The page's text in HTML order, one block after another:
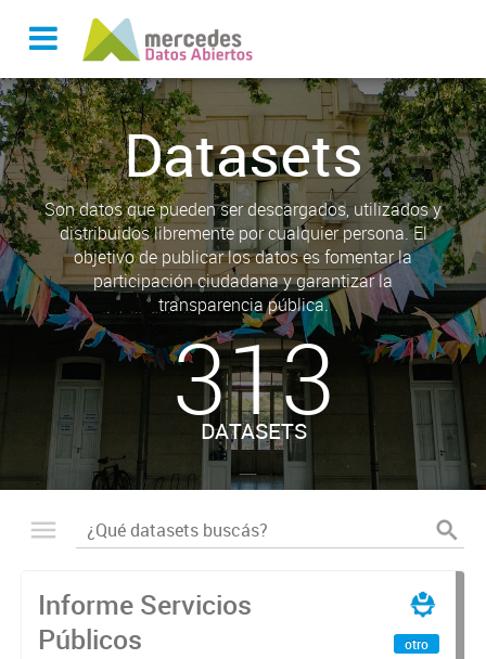
Datasets
Son datos que pueden ser descargados, utilizados y
distribuidos libremente por cualquier persona. El
objetivo de publicar los datos es fomentar la
participación ciudadana y garantizar la
transparencia pública.
313
DATASETS
Informe Servicios
Públicos
otro